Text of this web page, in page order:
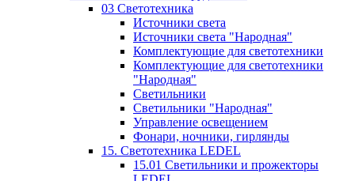
03 Светотехника
Источники света
Источники света "Народная"
Комплектующие для светотехники
Комплектующие для светотехники
"Народная"
Светильники
Светильники "Народная"
Управление освещением
Фонари, ночники, гирлянды
15. Светотехника LEDEL
15.01 Светильники и прожекторы